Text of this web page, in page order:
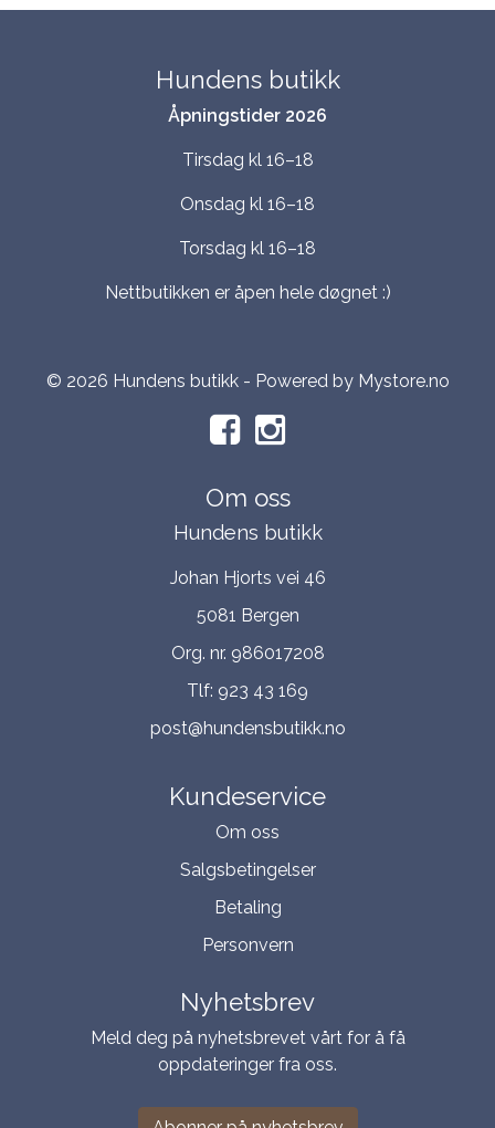
Hundens butikk
Åpningstider 2026
Tirsdag kl 16–18
Onsdag kl 16–18
Torsdag kl 16–18
Nettbutikken er åpen hele døgnet :)
© 2026 Hundens butikk - Powered by Mystore.no
Om oss
Hundens butikk
Johan Hjorts vei 46
5081 Bergen
Org. nr. 986017208
Tlf: 923 43 169
post@hundensbutikk.no
Kundeservice
Om oss
Salgsbetingelser
Betaling
Personvern
Nyhetsbrev
Meld deg på nyhetsbrevet vårt for å få
oppdateringer fra oss.